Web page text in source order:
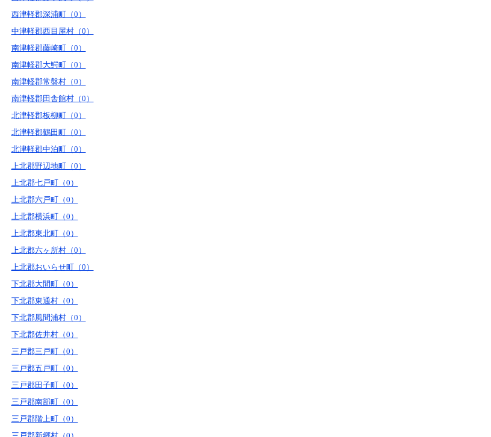
西津軽郡深浦町（0）
中津軽郡西目屋村（0）
南津軽郡藤崎町（0）
南津軽郡大鰐町（0）
南津軽郡常盤村（0）
南津軽郡田舎館村（0）
北津軽郡板柳町（0）
北津軽郡鶴田町（0）
北津軽郡中泊町（0）
上北郡野辺地町（0）
上北郡七戸町（0）
上北郡六戸町（0）
上北郡横浜町（0）
上北郡東北町（0）
上北郡六ヶ所村（0）
上北郡おいらせ町（0）
下北郡大間町（0）
下北郡東通村（0）
下北郡風間浦村（0）
下北郡佐井村（0）
三戸郡三戸町（0）
三戸郡五戸町（0）
三戸郡田子町（0）
三戸郡南部町（0）
三戸郡階上町（0）